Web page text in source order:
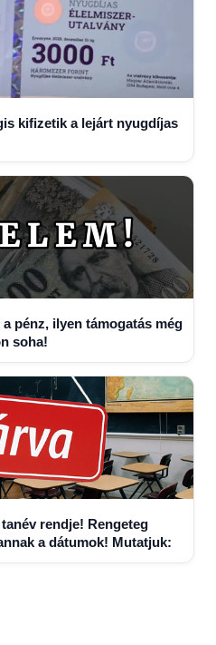
kifizetik a lejárt nyugdíjas
pénz, ilyen támogatás még
soha!
rendje! Rengeteg
a dátumok! Mutatjuk: